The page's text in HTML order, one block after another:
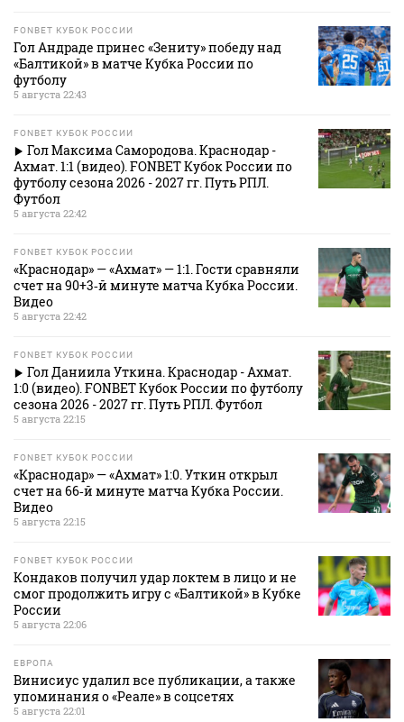
FONBET КУБОК РОССИИ
Гол Андраде принес «Зениту» победу над
«Балтикой» в матче Кубка России по
футболу
5 августа 22:43
FONBET КУБОК РОССИИ
Гол Максима Самородова. Краснодар -
Ахмат. 1:1 (видео). FONBET Кубок России по
футболу сезона 2026 - 2027 гг. Путь РПЛ.
Футбол
5 августа 22:42
FONBET КУБОК РОССИИ
«Краснодар» — «Ахмат» — 1:1. Гости сравняли
счет на 90+3‑й минуте матча Кубка России.
Видео
5 августа 22:42
FONBET КУБОК РОССИИ
Гол Даниила Уткина. Краснодар - Ахмат.
1:0 (видео). FONBET Кубок России по футболу
сезона 2026 - 2027 гг. Путь РПЛ. Футбол
5 августа 22:15
FONBET КУБОК РОССИИ
«Краснодар» — «Ахмат» 1:0. Уткин открыл
счет на 66‑й минуте матча Кубка России.
Видео
5 августа 22:15
FONBET КУБОК РОССИИ
Кондаков получил удар локтем в лицо и не
смог продолжить игру с «Балтикой» в Кубке
России
5 августа 22:06
ЕВРОПА
Винисиус удалил все публикации, а также
упоминания о «Реале» в соцсетях
5 августа 22:01